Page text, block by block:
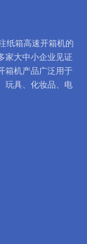
纸箱高速开箱机的
家大中小企业见证
箱机产品广泛用于
玩具、化妆品、电